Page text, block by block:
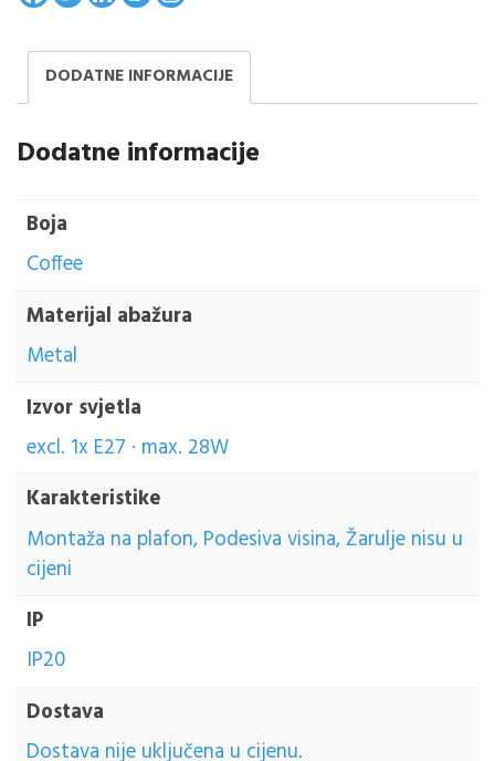
DODATNE INFORMACIJE
Dodatne informacije
Boja
Coffee
Materijal abažura
Metal
Izvor svjetla
excl. 1x E27 · max. 28W
Karakteristike
Montaža na plafon, Podesiva visina, Žarulje nisu u
cijeni
IP
IP20
Dostava
Dostava nije uključena u cijenu.